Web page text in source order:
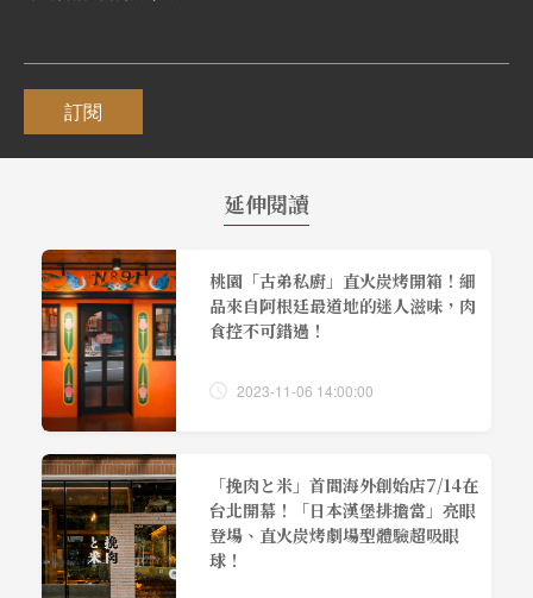
訂閱
延伸閱讀
桃園「古弟私廚」直火炭烤開箱！細
品來自阿根廷最道地的迷人滋味，肉
食控不可錯過！
2023-11-06 14:00:00
「挽肉と米」首間海外創始店7/14在
台北開幕！「日本漢堡排擔當」亮眼
登場、直火炭烤劇場型體驗超吸眼
球！